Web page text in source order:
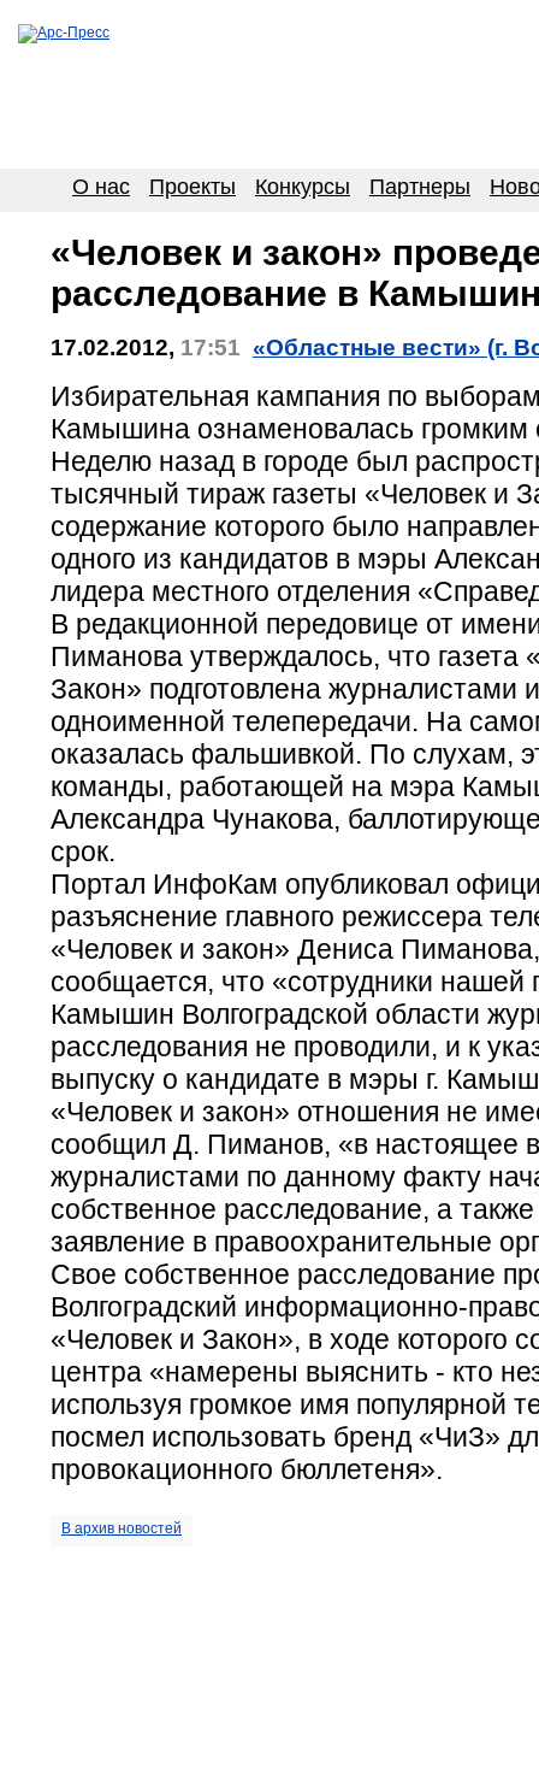
О нас Проекты Конкурсы Партнеры
«Человек и закон»
расследование в
17.02.2012, 17:51 «Областные вести» (г.
Избирательная кампания по
Камышина ознаменовалась громким
Неделю назад в городе был
тысячный тираж газеты «Человек и
содержание которого было
одного из кандидатов в мэры
лидера местного отделения
В редакционной передовице от
Пиманова утверждалось, что газета
Закон» подготовлена журналистами
одноименной телепередачи. На
оказалась фальшивкой. По слухам,
команды, работающей на мэра
Александра Чунакова,
срок.
Портал ИнфоКам опубликовал
разъяснение главного режиссера
«Человек и закон» Дениса
сообщается, что «сотрудники нашей
Камышин Волгоградской области
расследования не проводили, и к
выпуску о кандидате в мэры г.
«Человек и закон» отношения не
сообщил Д. Пиманов, «в настоящее
журналистами по данному факту
собственное расследование, а
заявление в правоохранительные
Свое собственное расследование
Волгоградский информационно-
«Человек и Закон», в ходе которого
центра «намерены выяснить - кто
используя громкое имя популярной
посмел использовать бренд «ЧиЗ»
провокационного бюллетеня».
В архив новостей